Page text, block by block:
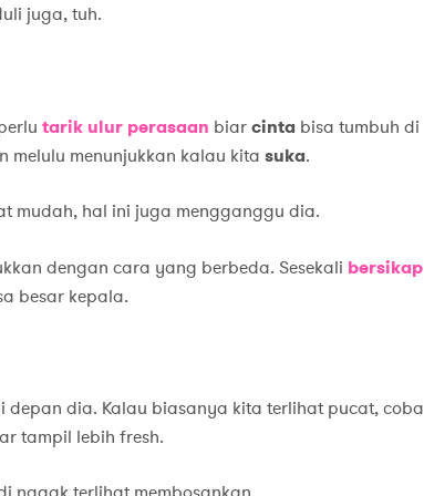
juga, tuh.
tarik ulur perasaan biarcinta bisa tumbuh di
menunjukkan kalau kita suka.
mudah, hal ini juga mengganggu dia.
dengan cara yang berbeda. Sesekali bersikap
besar kepala.
depan dia. Kalau biasanya kita terlihat pucat, coba
tampil lebih fresh.